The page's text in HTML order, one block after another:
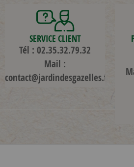
SERVICE CLIENT
Tél : 02.35.32.79.32
Mail :
contact@jardindesgazelles.fr